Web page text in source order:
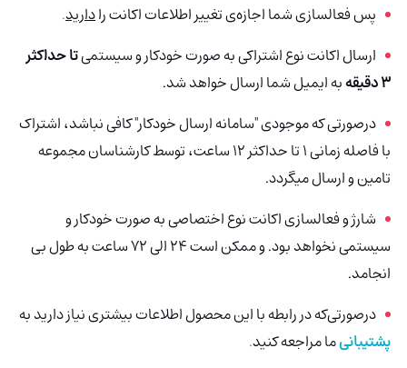
پس فعالسازی شما اجازه‌ی تغییر اطلاعات اکانت رادارید.
ارسال اکانت نوع اشتراکی به صورت خودکار و سیستمیتا حداکثر
3 دقیقه
به ایمیل شما ارسال خواهد شد.
درصورتی که موجودی "سامانه ارسال خودکار" کافی نباشد، اشتراک
با فاصله زمانی 1 تا حداکثر 12 ساعت، توسط کارشناسان مجموعه
تامین و ارسال میگردد.
شارژ و فعالسازی اکانت نوع اختصاصی به صورت خودکار و
سیستمی نخواهد بود. و ممکن است 24 الی 72 ساعت به طول بی
انجامد.
درصورتی‌که در رابطه با این محصول اطلاعات بیشتری نیاز دارید به
پشتیبانیما مراجعه کنید.